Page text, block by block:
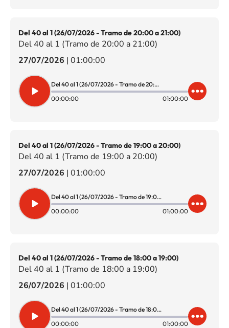
Del 40 al 1 (26/07/2026 - Tramo de 20:00 a 21:00)
Del 40 al 1 (Tramo de 20:00 a 21:00)
27/07/2026 | 01:00:00
Del 40 al 1 (26/07/2026 - Tramo de 20:00 a 21:00)
00:00:00
01:00:00
Del 40 al 1 (26/07/2026 - Tramo de 19:00 a 20:00)
Del 40 al 1 (Tramo de 19:00 a 20:00)
27/07/2026 | 01:00:00
Del 40 al 1 (26/07/2026 - Tramo de 19:00 a 20:00)
00:00:00
01:00:00
Del 40 al 1 (26/07/2026 - Tramo de 18:00 a 19:00)
Del 40 al 1 (Tramo de 18:00 a 19:00)
26/07/2026 | 01:00:00
Del 40 al 1 (26/07/2026 - Tramo de 18:00 a 19:00)
00:00:00
01:00:00